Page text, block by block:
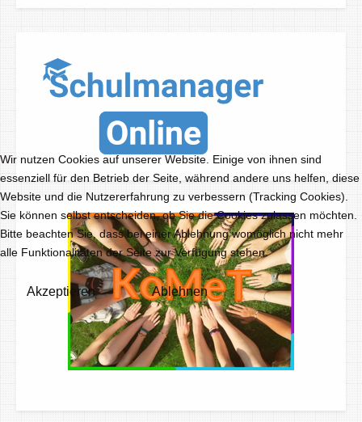
Wir nutzen Cookies auf unserer Website. Einige von ihnen sind
essenziell für den Betrieb der Seite, während andere uns helfen, diese
Website und die Nutzererfahrung zu verbessern (Tracking Cookies).
Sie können selbst entscheiden, ob Sie die Cookies zulassen möchten.
Bitte beachten Sie, dass bei einer Ablehnung womöglich nicht mehr
alle Funktionalitäten der Seite zur Verfügung stehen.
Akzeptieren Ablehnen